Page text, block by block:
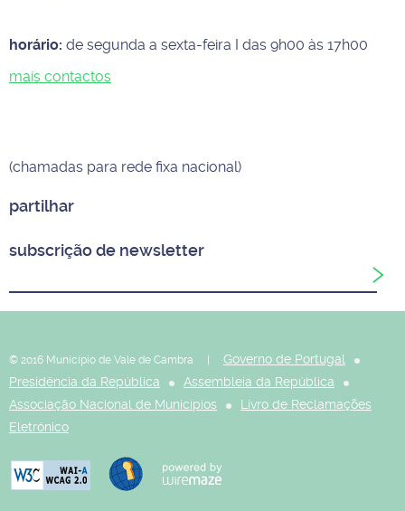
horário: de segunda a sexta-feira I das 9h00 às 17h00
mais contactos
(chamadas para rede fixa nacional)
partilhar
subscrição de newsletter
© 2016 Município de Vale de Cambra |
Governo de Portugal
Presidência da República
Assembleia da República
Associação Nacional de Municípios
Livro de Reclamações
Eletrónico